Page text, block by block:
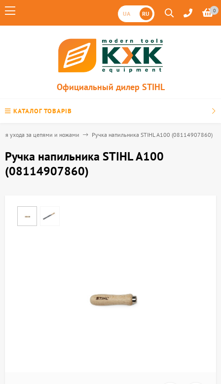
UA RU 0
Официальный дилер STIHL
КАТАЛОГ ТОВАРІВ
ухода за цепями и ножами Ручка напильника STIHL А100 (08114907860)
Ручка напильника STIHL А100
(08114907860)